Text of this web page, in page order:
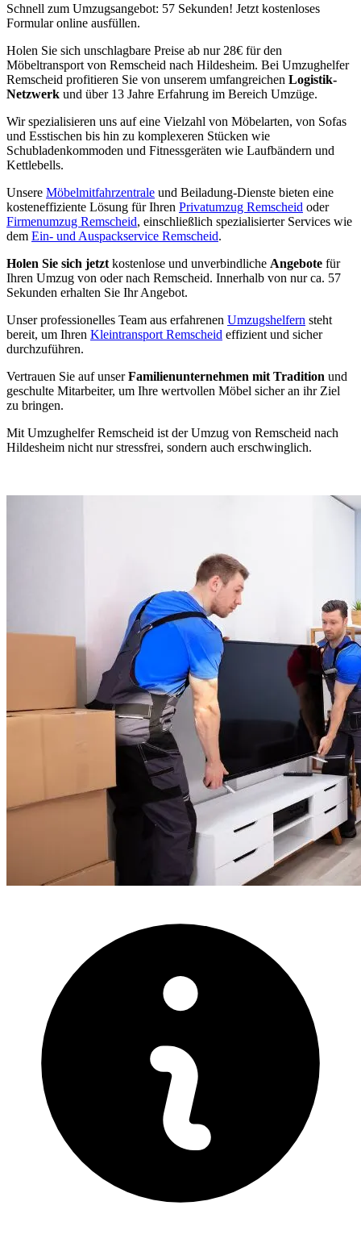
Schnell zum Umzugsangebot: 57 Sekunden! Jetzt kostenloses
Formular online ausfüllen.
Holen Sie sich unschlagbare Preise ab nur 28€ für den
Möbeltransport von Remscheid nach Hildesheim. Bei Umzughelfer
Remscheid profitieren Sie von unserem umfangreichen Logistik-
Netzwerk und über 13 Jahre Erfahrung im Bereich Umzüge.
Wir spezialisieren uns auf eine Vielzahl von Möbelarten, von Sofas
und Esstischen bis hin zu komplexeren Stücken wie
Schubladenkommoden und Fitnessgeräten wie Laufbändern und
Kettlebells.
Unsere Möbelmitfahrzentrale und Beiladung-Dienste bieten eine
kosteneffiziente Lösung für Ihren Privatumzug Remscheid oder
Firmenumzug Remscheid, einschließlich spezialisierter Services wie
dem Ein- und Auspackservice Remscheid.
Holen Sie sich jetzt kostenlose und unverbindliche Angebote für
Ihren Umzug von oder nach Remscheid. Innerhalb von nur ca. 57
Sekunden erhalten Sie Ihr Angebot.
Unser professionelles Team aus erfahrenen Umzugshelfern steht
bereit, um Ihren Kleintransport Remscheid effizient und sicher
durchzuführen.
Vertrauen Sie auf unserFamilienunternehmen mit Tradition und
geschulte Mitarbeiter, um Ihre wertvollen Möbel sicher an ihr Ziel
zu bringen.
Mit Umzughelfer Remscheid ist der Umzug von Remscheid nach
Hildesheim nicht nur stressfrei, sondern auch erschwinglich.